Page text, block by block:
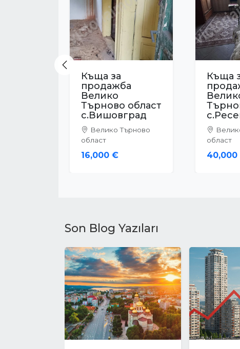
Къща за
продажба
Велико
Търново област
с.Вишовград
Велико Търново
област
16,000 €
Къща
област
40,000
Previous
Son Blog Yazıları